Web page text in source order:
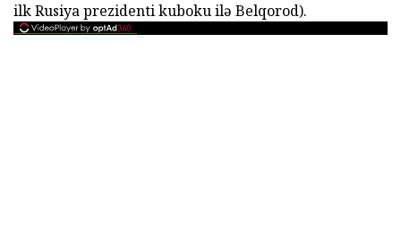
ilk Rusiya prezidenti kuboku ilə Belqorod).